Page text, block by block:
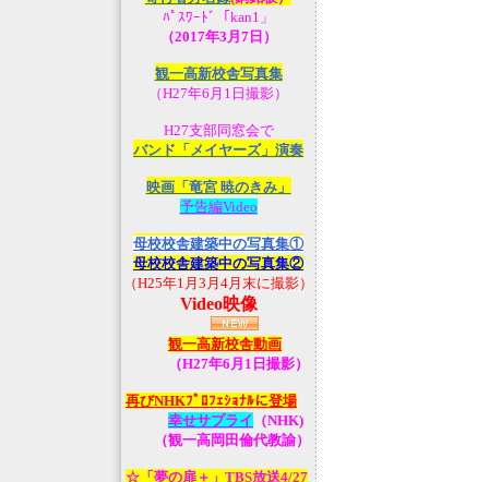
ﾊﾟｽﾜｰﾄﾞ「kan1」
（2017年3月7日）
観一高新校舎写真集
（H27年6月1日撮影）
H27支部同窓会で
バンド「メイヤーズ」演奏
映画「竜宮 暁のきみ」
予告編Video
母校校舎建築中の写真集①
母校校舎建築中の写真集②
（H25年1月3月4月末に撮影）
Video映像
観一高新校舎動画
（H27年6月1日撮影）
再びNHKﾌﾟﾛﾌｪｼｮﾅﾙに登場
幸せサプライ （NHK)
（観一高岡田倫代教諭）
☆「夢の扉＋」TBS放送4/27